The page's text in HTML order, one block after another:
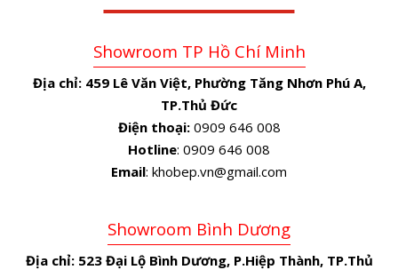
Showroom TP Hồ Chí Minh
Địa chỉ: 459 Lê Văn Việt, Phường Tăng Nhơn Phú A,
TP.Thủ Đức
Điện thoại:0909 646 008
Hotline: 0909 646 008
Email: khobep.vn@gmail.com
Showroom Bình Dương
Địa chỉ: 523 Đại Lộ Bình Dương, P.Hiệp Thành, TP.Thủ